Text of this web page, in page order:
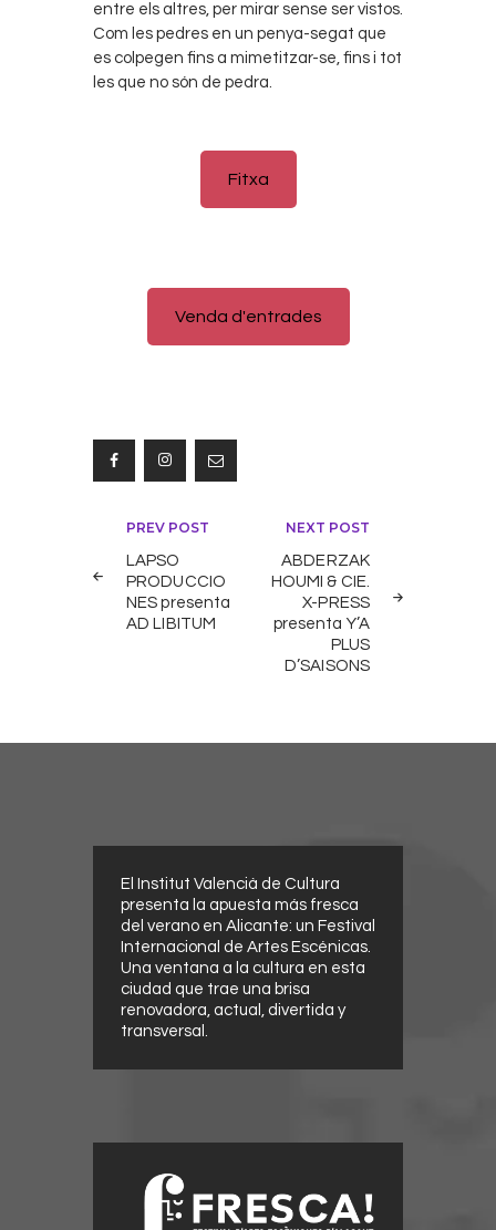
entre els altres, per mirar sense ser vistos.
Com les pedres en un penya-segat que
es colpegen fins a mimetitzar-se, fins i tot
les que no són de pedra.
Fitxa
Venda d'entrades
Navegació
d'entrades
PREV POST
LAPSO
PRODUCCIO
NES presenta
AD LIBITUM
NEXT POST
ABDERZAK
HOUMI & CIE.
X-PRESS
presenta Y’A
PLUS
D’SAISONS
El Institut Valencià de Cultura
presenta la apuesta más fresca
del verano en Alicante: un Festival
Internacional de Artes Escénicas.
Una ventana a la cultura en esta
ciudad que trae una brisa
renovadora, actual, divertida y
transversal.